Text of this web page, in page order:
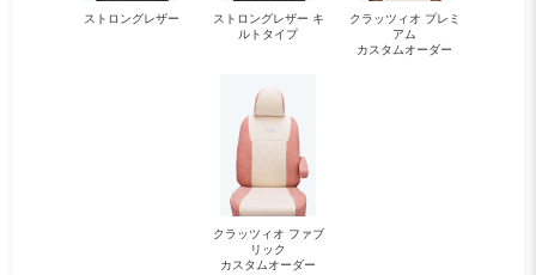
ストロングレザー
ストロングレザー キ
ルトタイプ
クラッツィオ プレミ
アム
カスタムオーダー
クラッツィオ ファブ
リック
カスタムオーダー